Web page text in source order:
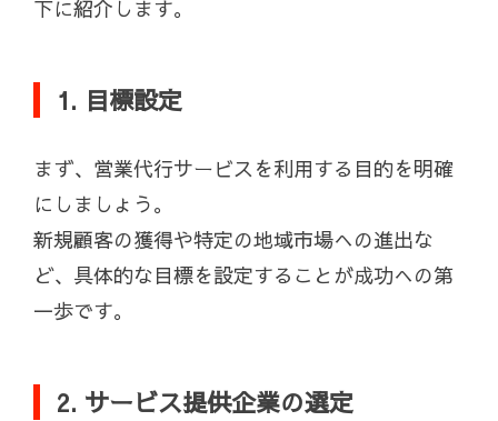
下に紹介します。
1. 目標設定
まず、営業代行サービスを利用する目的を明確
にしましょう。
新規顧客の獲得や特定の地域市場への進出な
ど、具体的な目標を設定することが成功への第
一歩です。
2. サービス提供企業の選定